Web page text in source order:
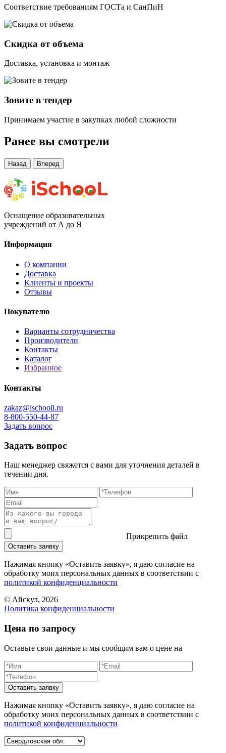
Соответствие требованиям ГОСТа и СанПиН
Скидка от объема
Доставка, установка и монтаж
Зовите в тендер
Принимаем участие в закупках любой сложности
Ранее вы смотрели
Назад Вперед
Оснащение образовательных
учреждений от А до Я
Информация
О компании
Доставка
Клиенты и проекты
Отзывы
Покупателю
Варианты сотрудничества
Производители
Контакты
Каталог
Избранное
Контакты
zakaz@ischooll.ru
8-800-550-44-87
Задать вопрос
Задать вопрос
Наш менеджер свяжется с вами для уточнения деталей в
течении дня.
Прикрепить файл
Оставить заявку
Нажимая кнопку «Оставить заявку», я даю согласие на
обработку моих персональных данных в соответствии c
политикой конфиденциальности
© Айскул, 2026
Политика конфиденциальности
Цена по запросу
Оставьте свои данные и мы сообщим вам о цене на
Оставить заявку
Нажимая кнопку «Оставить заявку», я даю согласие на
обработку моих персональных данных в соответствии c
политикой конфиденциальности